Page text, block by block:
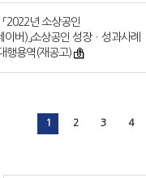
2022년 소상공인
버)」소상공인 성장ㆍ성과사례
행용역(재공고)
1 2 3 4